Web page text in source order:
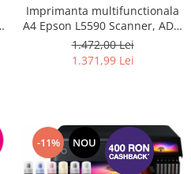
Imprimanta multifunctionala
A4 Epson L5590 Scanner, ADF,
USB, Wifi, Fax #
1.472,00 Lei
1.371,99 Lei
-11% NOU